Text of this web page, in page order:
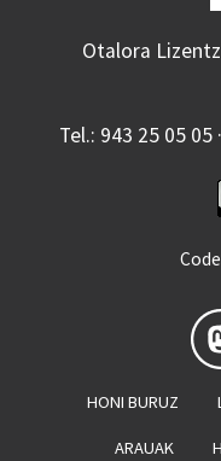
Otalora
Tel.: 943 25 05
HONI BURUZ
ARAUAK